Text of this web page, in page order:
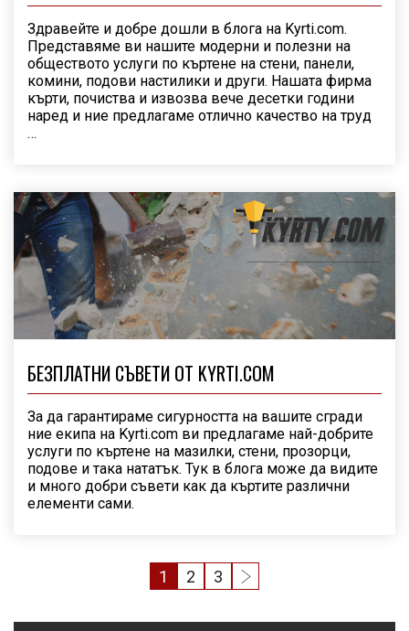
Здравейте и добре дошли в блога на Kyrti.com.
Представяме ви нашите модерни и полезни на
обществото услуги по къртене на стени, панели,
комини, подови настилики и други. Нашата фирма
кърти, почиства и извозва вече десетки години
наред и ние предлагаме отлично качество на труд
…
БЕЗПЛАТНИ СЪВЕТИ ОТ KYRTI.COM
За да гарантираме сигурността на вашите сгради
ние екипа на Kyrti.com ви предлагаме най-добрите
услуги по къртене на мазилки, стени, прозорци,
подове и така нататък. Тук в блога може да видите
и много добри съвети как да къртите различни
елементи сами.
1 2 3